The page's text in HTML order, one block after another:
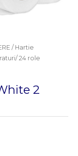
/ Hartie
24 role
2